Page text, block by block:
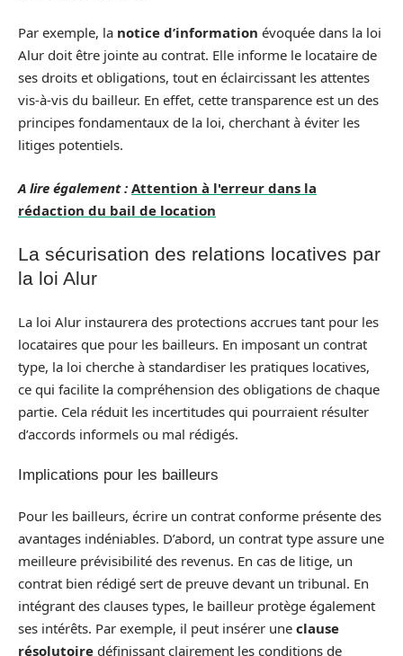
Par exemple, la notice d’information évoquée dans la loi
Alur doit être jointe au contrat. Elle informe le locataire de
ses droits et obligations, tout en éclaircissant les attentes
vis-à-vis du bailleur. En effet, cette transparence est un des
principes fondamentaux de la loi, cherchant à éviter les
litiges potentiels.
A lire également : Attention à l'erreur dans la
rédaction du bail de location
La sécurisation des relations locatives par
la loi Alur
La loi Alur instaurera des protections accrues tant pour les
locataires que pour les bailleurs. En imposant un contrat
type, la loi cherche à standardiser les pratiques locatives,
ce qui facilite la compréhension des obligations de chaque
partie. Cela réduit les incertitudes qui pourraient résulter
d’accords informels ou mal rédigés.
Implications pour les bailleurs
Pour les bailleurs, écrire un contrat conforme présente des
avantages indéniables. D’abord, un contrat type assure une
meilleure prévisibilité des revenus. En cas de litige, un
contrat bien rédigé sert de preuve devant un tribunal. En
intégrant des clauses types, le bailleur protège également
ses intérêts. Par exemple, il peut insérer une clause
résolutoire définissant clairement les conditions de